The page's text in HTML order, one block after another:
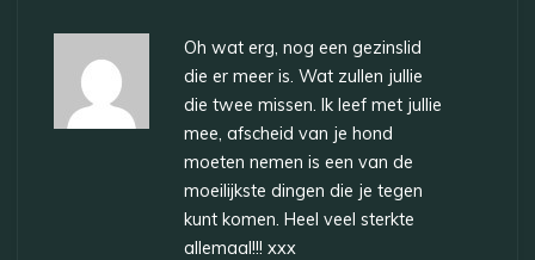
Oh wat erg, nog een gezinslid
die er meer is. Wat zullen jullie
die twee missen. Ik leef met jullie
mee, afscheid van je hond
moeten nemen is een van de
moeilijkste dingen die je tegen
kunt komen. Heel veel sterkte
allemaal!!! xxx